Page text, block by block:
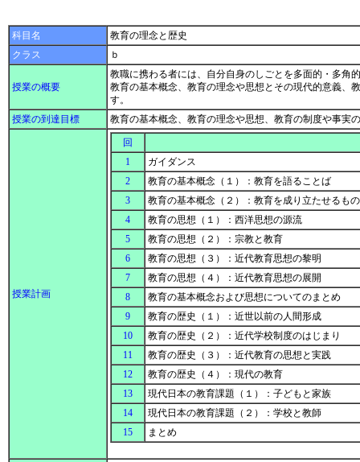
科目名
教育の理念と歴史
クラス
ｂ
授業の概要
教職に携わる者には、自分自身のしごとを多面的・多角
教育の基本概念、教育の理念や思想とその現代的意義、
す。
授業の到達目標
教育の基本概念、教育の理念や思想、教育の制度や事実
授業計画
回
1
ガイダンス
2
教育の基本概念（１）：教育を語ることば
3
教育の基本概念（２）：教育を成り立たせるも
4
教育の思想（１）：西洋思想の源流
5
教育の思想（２）：宗教と教育
6
教育の思想（３）：近代教育思想の黎明
7
教育の思想（４）：近代教育思想の展開
8
教育の基本概念および思想についてのまとめ
9
教育の歴史（１）：近世以前の人間形成
10
教育の歴史（２）：近代学校制度のはじまり
11
教育の歴史（３）：近代教育の思想と実践
12
教育の歴史（４）：現代の教育
13
現代日本の教育課題（１）：子どもと家族
14
現代日本の教育課題（２）：学校と教師
15
まとめ